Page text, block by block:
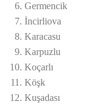
Germencik
İncirliova
Karacasu
Karpuzlu
Koçarlı
Köşk
Kuşadası